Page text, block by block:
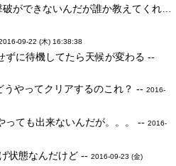
ができないんだが誰か教えてくれ…
09-22 (木) 16:38:38
ずに待機してたら天候が変わる --
うやってクリアするのこれ？ --2016-
っても出来ないんだが。。。 --2016-
状態なんだけど --2016-09-23 (金)